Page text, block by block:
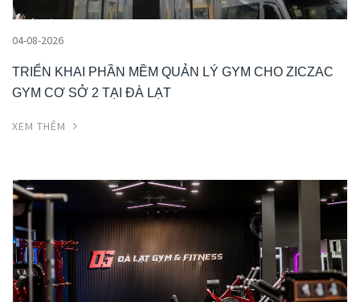
04-08-2026
TRIỂN KHAI PHẦN MỀM QUẢN LÝ GYM CHO ZICZAC
GYM CƠ SỞ 2 TẠI ĐÀ LẠT
XEM THÊM